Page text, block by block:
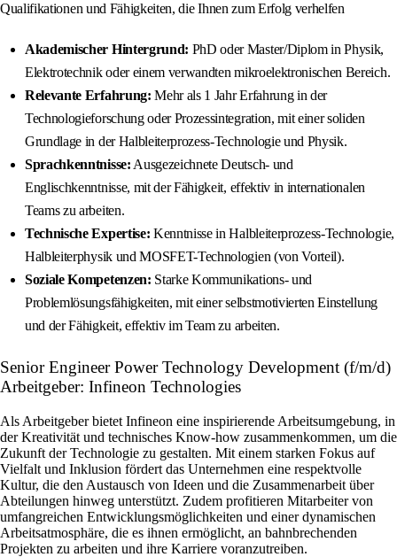
Qualifikationen und Fähigkeiten, die Ihnen zum Erfolg verhelfen
Akademischer Hintergrund: PhD oder Master/Diplom in Physik,
Elektrotechnik oder einem verwandten mikroelektronischen Bereich.
Relevante Erfahrung: Mehr als 1 Jahr Erfahrung in der
Technologieforschung oder Prozessintegration, mit einer soliden
Grundlage in der Halbleiterprozess-Technologie und Physik.
Sprachkenntnisse: Ausgezeichnete Deutsch- und
Englischkenntnisse, mit der Fähigkeit, effektiv in internationalen
Teams zu arbeiten.
Technische Expertise: Kenntnisse in Halbleiterprozess-Technologie,
Halbleiterphysik und MOSFET-Technologien (von Vorteil).
Soziale Kompetenzen: Starke Kommunikations- und
Problemlösungsfähigkeiten, mit einer selbstmotivierten Einstellung
und der Fähigkeit, effektiv im Team zu arbeiten.
Senior Engineer Power Technology Development (f/m/d)
Arbeitgeber: Infineon Technologies
Als Arbeitgeber bietet Infineon eine inspirierende Arbeitsumgebung, in
der Kreativität und technisches Know-how zusammenkommen, um die
Zukunft der Technologie zu gestalten. Mit einem starken Fokus auf
Vielfalt und Inklusion fördert das Unternehmen eine respektvolle
Kultur, die den Austausch von Ideen und die Zusammenarbeit über
Abteilungen hinweg unterstützt. Zudem profitieren Mitarbeiter von
umfangreichen Entwicklungsmöglichkeiten und einer dynamischen
Arbeitsatmosphäre, die es ihnen ermöglicht, an bahnbrechenden
Projekten zu arbeiten und ihre Karriere voranzutreiben.